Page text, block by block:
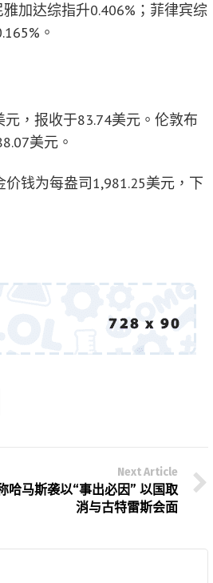
加达综指升0.406%；菲律宾综
。
，报收于83.74美元。伦敦布
美元。
钱为每盎司1,981.25美元，下
Next Article
哈马斯袭以“事出必因” 以国取
消与古特雷斯会面